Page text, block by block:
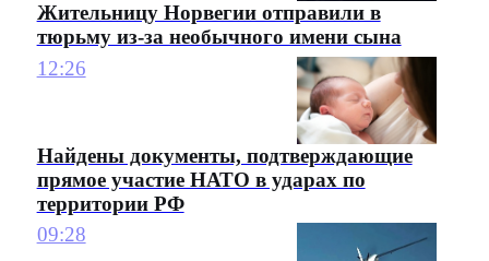
Жительницу Норвегии отправили в
тюрьму из-за необычного имени сына
12:26
Найдены документы, подтверждающие
прямое участие НАТО в ударах по
территории РФ
09:28